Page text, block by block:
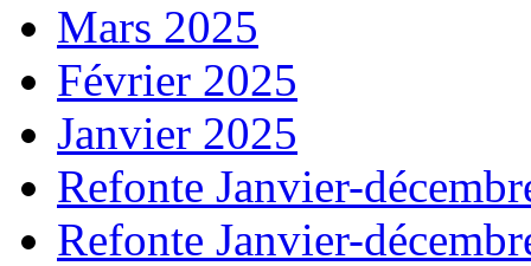
Mars 2025
Février 2025
Janvier 2025
Refonte Janvier-
Refonte Janvier-